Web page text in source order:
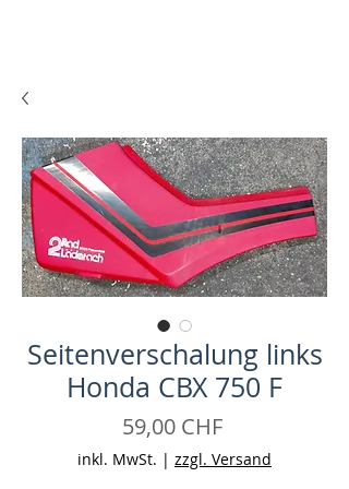
Seitenverschalung links
Honda CBX 750 F
59,00 CHFPreis
inkl. MwSt. | zzgl. Versand